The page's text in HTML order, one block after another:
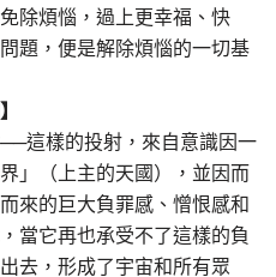
煩惱，過上更幸福、快
題，便是解除煩惱的一切基
這樣的投射，來自意識因一
」（上主的天國），並因而
來的巨大負罪感、憎恨感和
當它再也承受不了這樣的負
去，形成了宇宙和所有眾